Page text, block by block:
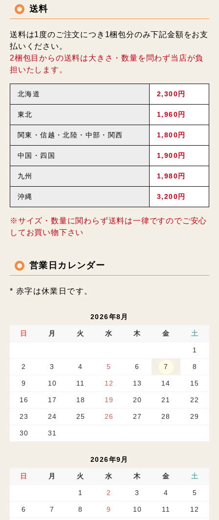
送料
送料は1度のご注文につき1梱包分のみ下記金額をお支
払いください。
2梱包目からの送料は大きさ・数量を問わず当店が負
担いたします。
北海道 2,300円
東北 1,960円
関東・信越・北陸・中部・関西 1,800円
中国・四国 1,900円
九州 1,980円
沖縄 3,200円
※サイズ・数量に関わらず送料は一律ですのでご安心
してお買い物下さい
営業日カレンダー
* 赤字は休業日です。
2026年8月
日 月 火 水 木 金 土
1
2 3 4 5 6 7 8
9 10 11 12 13 14 15
16 17 18 19 20 21 22
23 24 25 26 27 28 29
30 31
2026年9月
日 月 火 水 木 金 土
1 2 3 4 5
6 7 8 9 10 11 12